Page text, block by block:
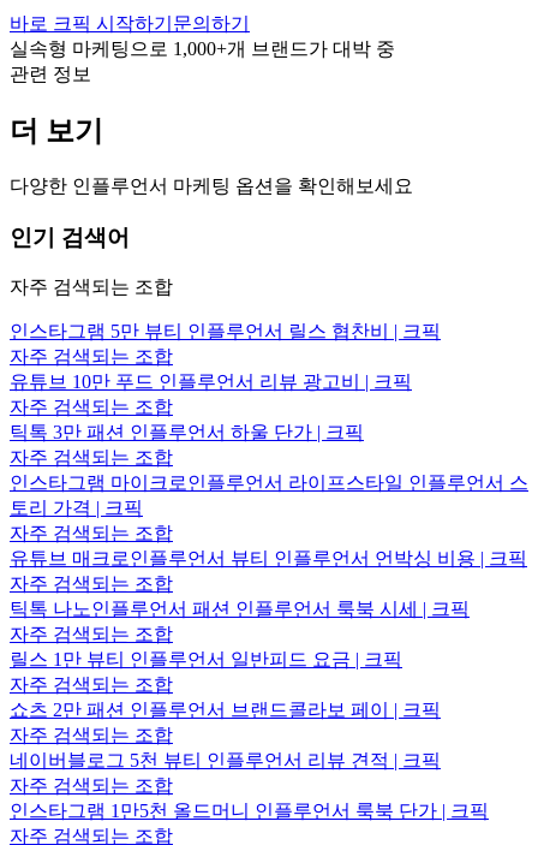
바로 크픽 시작하기 문의하기
실속형 마케팅으로 1,000+개 브랜드가 대박 중
관련 정보
더 보기
다양한 인플루언서 마케팅 옵션을 확인해보세요
인기 검색어
자주 검색되는 조합
인스타그램 5만 뷰티 인플루언서 릴스 협찬비 | 크픽
자주 검색되는 조합
유튜브 10만 푸드 인플루언서 리뷰 광고비 | 크픽
자주 검색되는 조합
틱톡 3만 패션 인플루언서 하울 단가 | 크픽
자주 검색되는 조합
인스타그램 마이크로인플루언서 라이프스타일 인플루언서 스
토리 가격 | 크픽
자주 검색되는 조합
유튜브 매크로인플루언서 뷰티 인플루언서 언박싱 비용 | 크픽
자주 검색되는 조합
틱톡 나노인플루언서 패션 인플루언서 룩북 시세 | 크픽
자주 검색되는 조합
릴스 1만 뷰티 인플루언서 일반피드 요금 | 크픽
자주 검색되는 조합
쇼츠 2만 패션 인플루언서 브랜드콜라보 페이 | 크픽
자주 검색되는 조합
네이버블로그 5천 뷰티 인플루언서 리뷰 견적 | 크픽
자주 검색되는 조합
인스타그램 1만5천 올드머니 인플루언서 룩북 단가 | 크픽
자주 검색되는 조합